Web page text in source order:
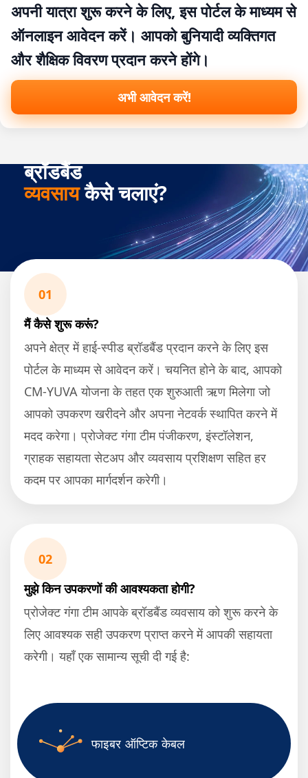
अपनी यात्रा शुरू करने के लिए, इस पोर्टल के माध्यम से
ऑनलाइन आवेदन करें। आपको बुनियादी व्यक्तिगत
और शैक्षिक विवरण प्रदान करने होंगे।
अभी आवेदन करें!
ब्रॉडबैंड
व्यवसायकैसे चलाएं?
01
मैं कैसे शुरू करूं?
अपने क्षेत्र में हाई-स्पीड ब्रॉडबैंड प्रदान करने के लिए इस
पोर्टल के माध्यम से आवेदन करें। चयनित होने के बाद, आपको
CM-YUVA योजना के तहत एक शुरुआती ऋण मिलेगा जो
आपको उपकरण खरीदने और अपना नेटवर्क स्थापित करने में
मदद करेगा। प्रोजेक्ट गंगा टीम पंजीकरण, इंस्टॉलेशन,
ग्राहक सहायता सेटअप और व्यवसाय प्रशिक्षण सहित हर
कदम पर आपका मार्गदर्शन करेगी।
02
मुझे किन उपकरणों की आवश्यकता होगी?
प्रोजेक्ट गंगा टीम आपके ब्रॉडबैंड व्यवसाय को शुरू करने के
लिए आवश्यक सही उपकरण प्राप्त करने में आपकी सहायता
करेगी। यहाँ एक सामान्य सूची दी गई है:
फाइबर ऑप्टिक केबल